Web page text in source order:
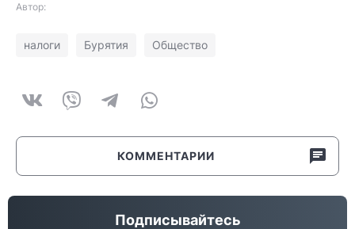
Автор:
налоги Бурятия Общество
КОММЕНТАРИИ
Подписывайтесь